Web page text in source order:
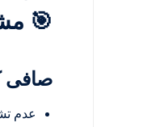
🎯
صافی
عدم